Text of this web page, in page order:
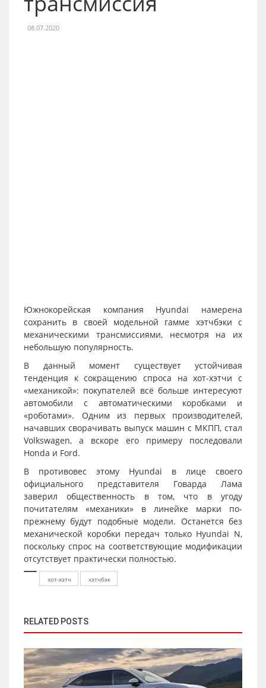
08.07.2020
Южнокорейская компания Hyundai намерена
сохранить в своей модельной гамме хэтчбэки с
механическими трансмиссиями, несмотря на их
небольшую популярность.
В данный момент существует устойчивая
тенденция к сокращению спроса на хот-хэтчи с
«механикой»: покупателей всё больше интересуют
автомобили с автоматическими коробками и
«роботами». Одним из первых производителей,
начавших сворачивать выпуск машин с МКПП, стал
Volkswagen, а вскоре его примеру последовали
Honda и Ford.
В противовес этому Hyundai в лице своего
официального представителя Говарда Лама
заверил общественность в том, что в угоду
почитателям «механики» в линейке марки по-
прежнему будут подобные модели. Останется без
механической коробки передач только Hyundai N,
поскольку спрос на соответствующие модификации
отсутствует практически полностью.
хот-хэтч хэтчбэк
RELATED POSTS